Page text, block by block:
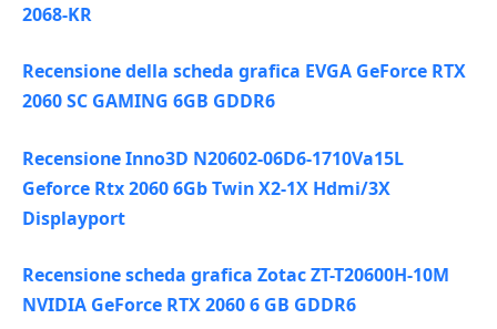
2068-KR
Recensione della scheda grafica EVGA GeForce RTX
2060 SC GAMING 6GB GDDR6
Recensione Inno3D N20602-06D6-1710Va15L
Geforce Rtx 2060 6Gb Twin X2-1X Hdmi/3X
Displayport
Recensione scheda grafica Zotac ZT-T20600H-10M
NVIDIA GeForce RTX 2060 6 GB GDDR6